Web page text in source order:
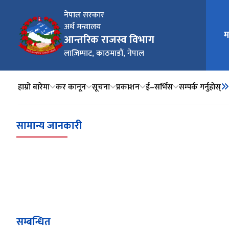
नेपाल सरकार
अर्थ मन्त्रालय
आन्तरिक राजस्व विभाग
लाज़िम्पाट, काठमाडौं, नेपाल
मुख्य
हाम्रो बारेमा कर कानून सूचना प्रकाशन ई–सर्भिस सम्पर्क गर्नुहोस्
सामान्य जानकारी
सम्बन्धित